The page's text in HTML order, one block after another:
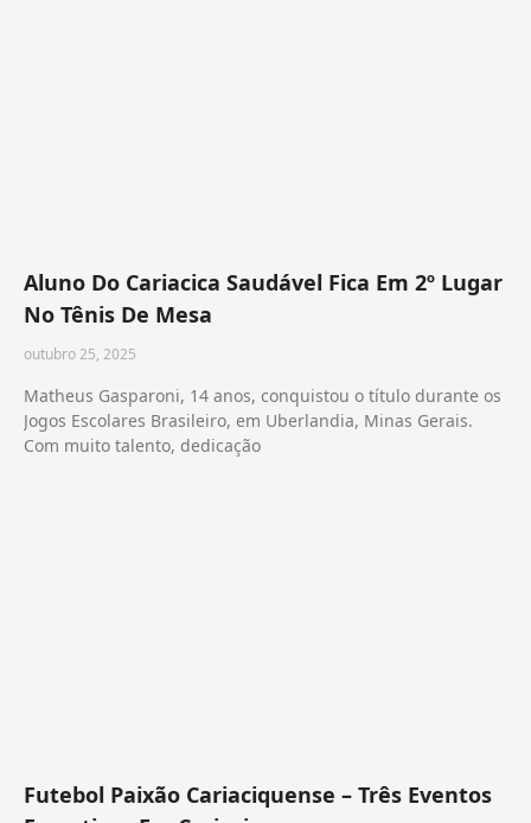
Aluno Do Cariacica Saudável Fica Em 2º Lugar
No Tênis De Mesa
outubro 25, 2025
Matheus Gasparoni, 14 anos, conquistou o título durante os
Jogos Escolares Brasileiro, em Uberlandia, Minas Gerais.
Com muito talento, dedicação
Futebol Paixão Cariaciquense – Três Eventos